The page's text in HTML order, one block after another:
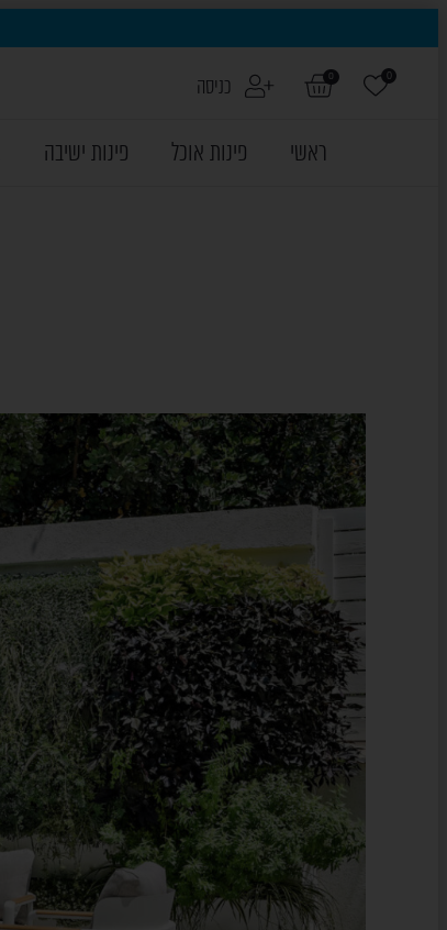
של HIGOLD
0
0 כניסה
ראשי פינות אוכל פינות ישיבה